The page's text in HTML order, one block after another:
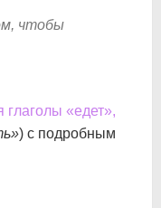
чтобы
глаголы «едет»,
) с подробным